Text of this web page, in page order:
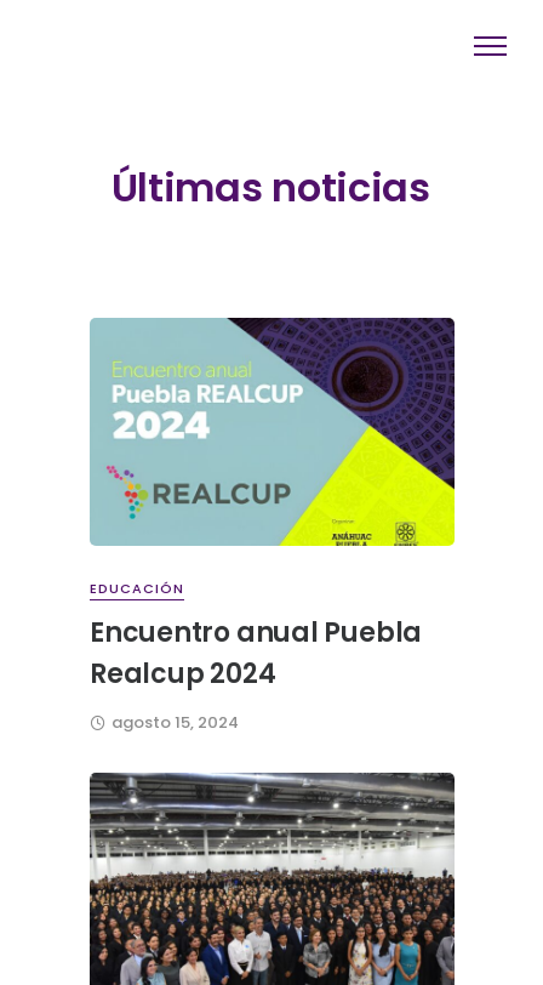
Últimas noticias
EDUCACIÓN
Encuentro anual Puebla
Realcup 2024
agosto 15, 2024